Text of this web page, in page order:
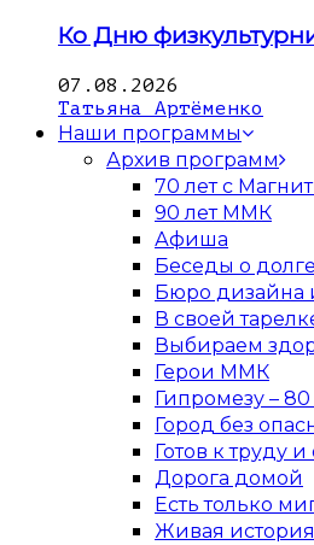
Ко Дню
07.08.2026
Татьяна Артёменко
Наши программы
Архив программ
70 лет с
90 лет ММК
Афиша
Беседы о долге
Бюро дизайна
В своей
Выбираем
Герои ММК
Гипромезу – 80
Город без
Готов к труду
Дорога домой
Есть только
Живая история